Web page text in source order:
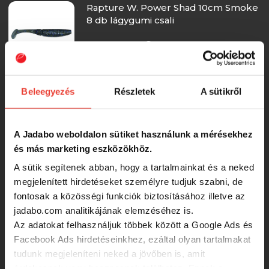
Beleegyezés Részletek A sütikről
A Jadabo weboldalon sütiket használunk a mérésekhez
és más marketing eszközökhöz.
A sütik segítenek abban, hogy a tartalmainkat és a neked
megjelenített hirdetéseket személyre tudjuk szabni, de
fontosak a közösségi funkciók biztosításához illetve az
jadabo.com analitikájának elemzéséhez is.
Az adatokat felhasználjuk többek között a Google Ads és
Facebook Ads hirdetéseinkhez, ezáltal olyan tartalmakat
tudunk megjeleníteni neked a jövőben is, amit
Rapture W. Power Shad 10cm Smoke
8 db lágygumi csali
DAIWA PX Real Slim Shady LIve-
2 940 Ft
Illex Nitro Slim Shad + Head 15cm 28g
3/0 Green Sprat 1db gumihal
2 900 Ft
Illex Nitro Slim Shad + Head 15cm 21g